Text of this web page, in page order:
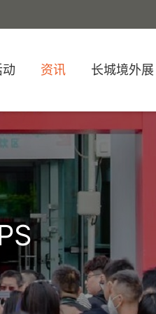
资讯 长城境外展